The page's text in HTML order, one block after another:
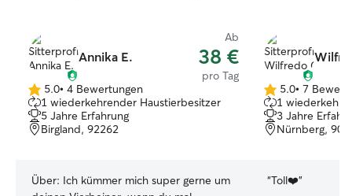
Annika E.
Ab
38 €
pro Tag
5.0
von
5
Sternen
5.0• 4 Bewertungen
1 wiederkehrender Haustierbesitzer
5 Jahre Erfahrung
Birgland, 92262
Über: Ich kümmer mich super gerne um
5.0
von
5
Sternen
5.0• 7
1
3 Jahre
Nürnberg,
“Toll❤️”